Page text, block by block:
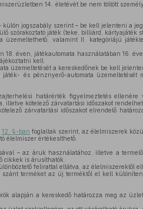
14. életévét be nem töltött
külön jogszabály szerint – be kell jelenteni a
szórakoztató játék (teke, billiárd, kártyajáték
üzemeltethető, valamint II. kategóriájú
éven, játékautomata használatában 16.
kell.
üzemeltetését a kereskedőnek be kell
és pénznyerő-automata üzemeltetését
határérték figyelmeztetés
illetve kötelező zárvatartási időszakot rendelhet
zárvatartási időszakot elrendelő
12. §-ban foglaltak szerint, az élelmiszerek
élelmiszer értékesíthető.
– az áruk használatához, illetve a
cikkek is árusíthatók.
felirattal ellátva, az élelmiszerektől
terméket az új terméktől el kell
alapján a kereskedő határozza meg az